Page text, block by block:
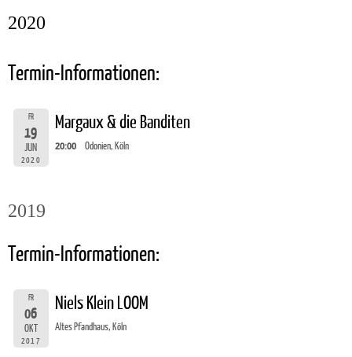
2020
Termin-Informationen:
FR
19
JUN
2020
Margaux & die Banditen
20:00 Odonien, Köln
2019
Termin-Informationen:
FR
06
OKT
2017
Niels Klein LOOM
Altes Pfandhaus, Köln